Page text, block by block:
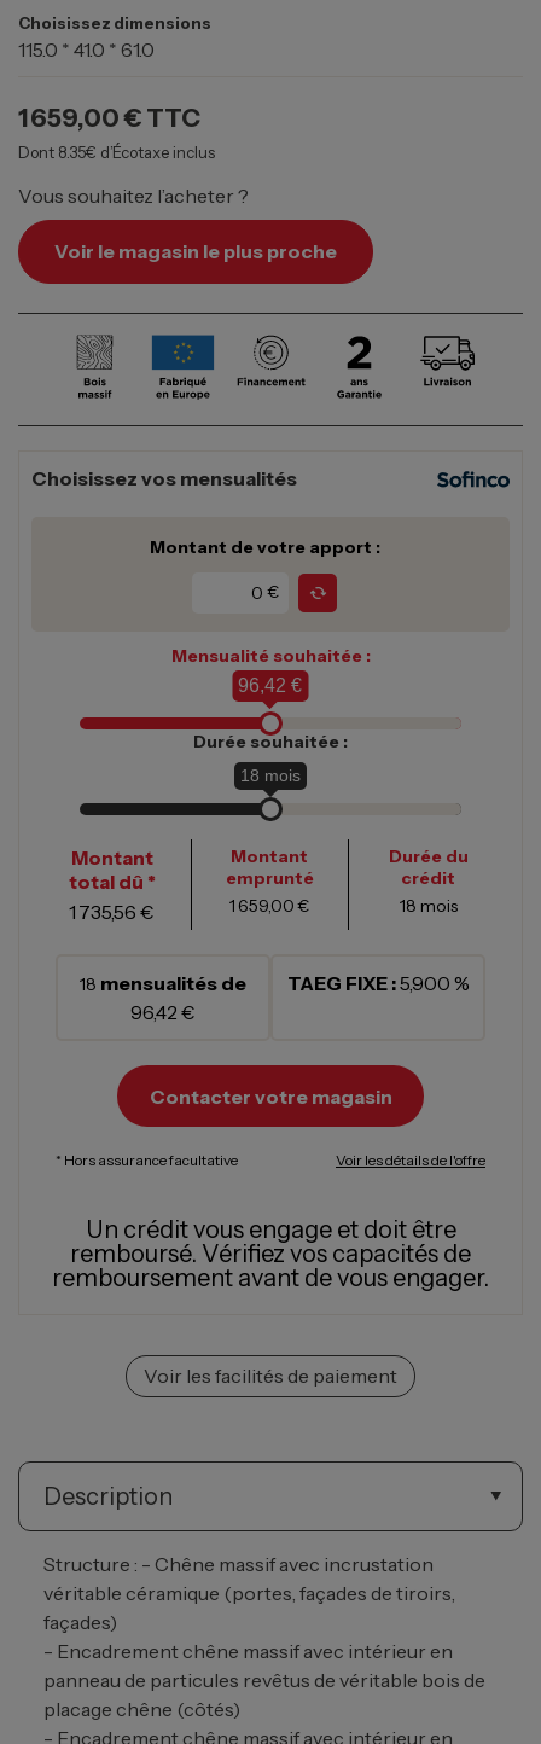
Choisissez dimensions
115.0 * 41.0 * 61.0
1 659,00 € TTC
Dont 8.35€ d’Écotaxe inclus
Vous souhaitez l’acheter ?
Voir le magasin le plus proche
Choisissez vos mensualités
Montant de votre apport :
€
Mensualité souhaitée :
96,42 €
Durée souhaitée :
18 mois
Montant
total dû *
1 735,56 €
Montant
emprunté
1 659,00 €
Durée du
crédit
18 mois
18 mensualités de
96,42 €
TAEG FIXE :5,900 %
Contacter votre magasin
* Hors assurance facultative Voir les détails de l'offre
Un crédit vous engage et doit être
remboursé. Vérifiez vos capacités de
remboursement avant de vous engager.
Voir les facilités de paiement
Description
Structure : - Chêne massif avec incrustation
véritable céramique (portes, façades de tiroirs,
façades)
- Encadrement chêne massif avec intérieur en
panneau de particules revêtus de véritable bois de
placage chêne (côtés)
- Encadrement chêne massif avec intérieur en